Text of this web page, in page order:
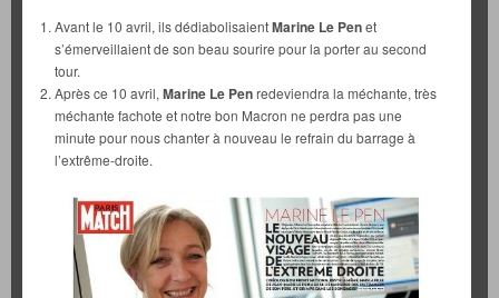
Avant le 10 avril, ils dédiabolisaientMarine Le Penet
s’émerveillaient de son beau sourire pour la porter au second
tour.
Après ce 10 avril, Marine Le Penredeviendra la méchante, très
méchante fachote et notre bon Macron ne perdra pas une
minute pour nous chanter à nouveau le refrain du barrage à
l’extrême-droite.